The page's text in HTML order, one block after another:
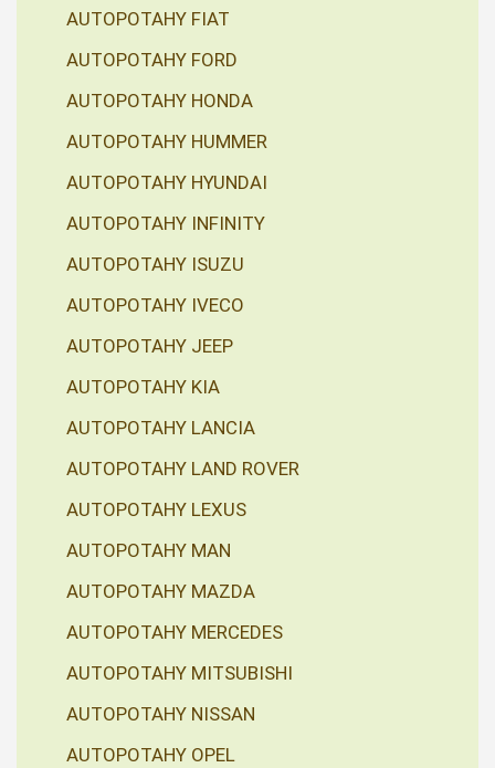
AUTOPOTAHY FIAT
AUTOPOTAHY FORD
AUTOPOTAHY HONDA
AUTOPOTAHY HUMMER
AUTOPOTAHY HYUNDAI
AUTOPOTAHY INFINITY
AUTOPOTAHY ISUZU
AUTOPOTAHY IVECO
AUTOPOTAHY JEEP
AUTOPOTAHY KIA
AUTOPOTAHY LANCIA
AUTOPOTAHY LAND ROVER
AUTOPOTAHY LEXUS
AUTOPOTAHY MAN
AUTOPOTAHY MAZDA
AUTOPOTAHY MERCEDES
AUTOPOTAHY MITSUBISHI
AUTOPOTAHY NISSAN
AUTOPOTAHY OPEL